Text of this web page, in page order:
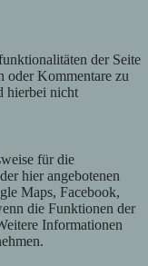
der Seite
oder Kommentare zu
hierbei nicht
für die
hier angebotenen
Maps, Facebook,
die Funktionen der
Informationen